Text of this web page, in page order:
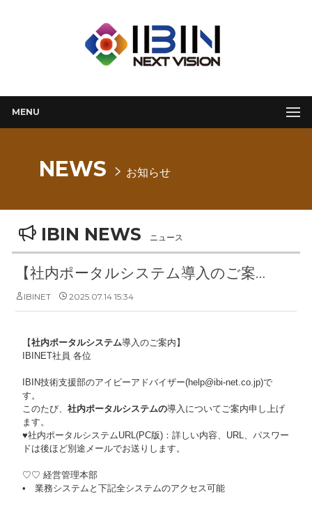
MENU
NEWS お知らせ
IBIN NEWS ニュース
【社内ポータルシステム導入のご案内】
IBINET 2025.07.14 15:34
【社内ポータルシステム導入のご案内】
IBINET社員 各位
IBIN技術支援部のアイビーアドバイザー(help@ibi-net.co.jp)で
す。
このたび、社内ポータルシステムの導入についてご案内申し上げ
ます。
♥社内ポータルシステムURL(PC版)：詳しい内容、URL、パスワー
ドは後ほど別途メールでお送りします。
♡♡ 経営管理本部
• 業務システムと下記全システムのアクセス可能